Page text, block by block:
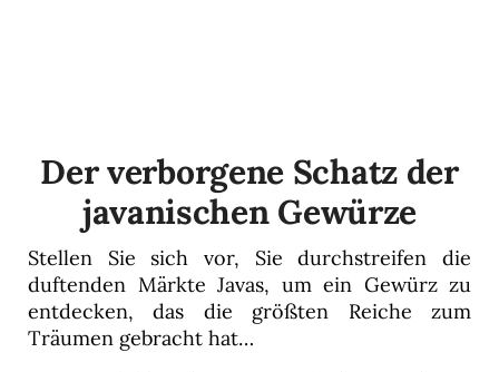
Der verborgene Schatz der
javanischen Gewürze
Stellen Sie sich vor, Sie durchstreifen die
duftenden Märkte Javas, um ein Gewürz zu
entdecken, das die größten Reiche zum
Träumen gebracht hat…